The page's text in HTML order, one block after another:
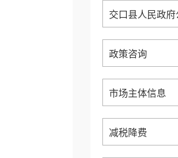
交口县人民政府
政策咨询
市场主体信息
减税降费